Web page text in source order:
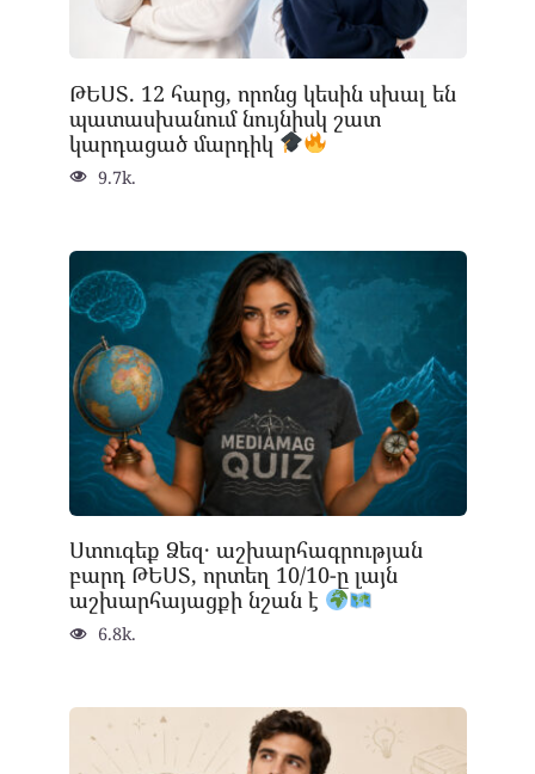
ԹԵՍՏ. 12 հարց, որոնց կեսին սխալ են
պատասխանում նույնիսկ շատ
կարդացած մարդիկ
9.7k.
Ստուգեք Ձեզ․ աշխարհագրության
բարդ ԹԵՍՏ, որտեղ 10/10-ը լայն
աշխարհայացքի նշան է
6.8k.